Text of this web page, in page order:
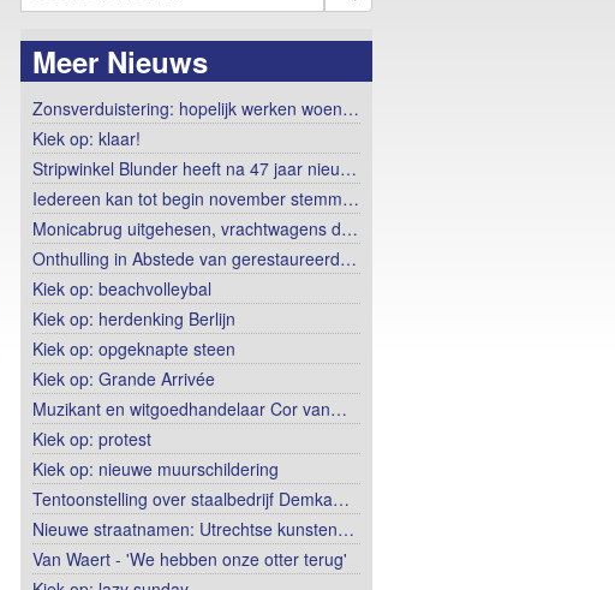
Meer Nieuws
Zonsverduistering: hopelijk werken woen…
Kiek op: klaar!
Stripwinkel Blunder heeft na 47 jaar nieu…
Iedereen kan tot begin november stemm…
Monicabrug uitgehesen, vrachtwagens d…
Onthulling in Abstede van gerestaureerd…
Kiek op: beachvolleybal
Kiek op: herdenking Berlijn
Kiek op: opgeknapte steen
Kiek op: Grande Arrivée
Muzikant en witgoedhandelaar Cor van…
Kiek op: protest
Kiek op: nieuwe muurschildering
Tentoonstelling over staalbedrijf Demka…
Nieuwe straatnamen: Utrechtse kunsten…
Van Waert - 'We hebben onze otter terug'